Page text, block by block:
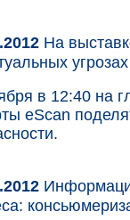
На
в 12:40 на
eScan